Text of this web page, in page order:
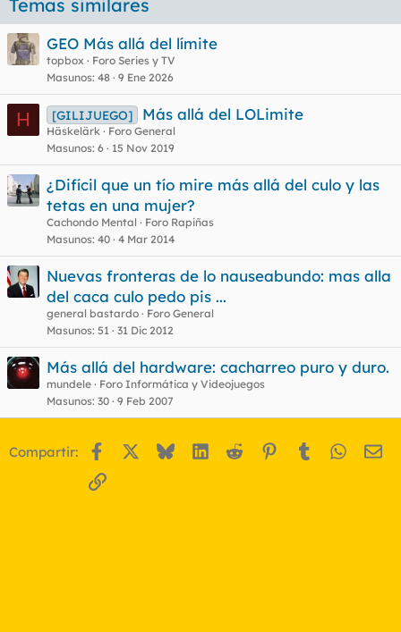
e
t
a
s
Temas similares
GEO Más allá del límite
topbox
Foro Series y TV
Masunos 48 9 Ene 2026
H [GILIJUEGO] Más allá del LOLimite
Häskelärk
Foro General
Masunos 6 15 Nov 2019
¿Difícil que un tío mire más allá del culo y las
tetas en una mujer?
Cachondo Mental
Foro Rapiñas
Masunos 40 4 Mar 2014
Nuevas fronteras de lo nauseabundo: mas alla
del caca culo pedo pis ...
general bastardo
Foro General
Masunos 51 31 Dic 2012
Más allá del hardware: cacharreo puro y duro.
mundele
Foro Informática y Videojuegos
Masunos 30 9 Feb 2007
Compartir: Facebook BlueskyLinkedIn
Reddit Pinterest
Tumblr
Enlace